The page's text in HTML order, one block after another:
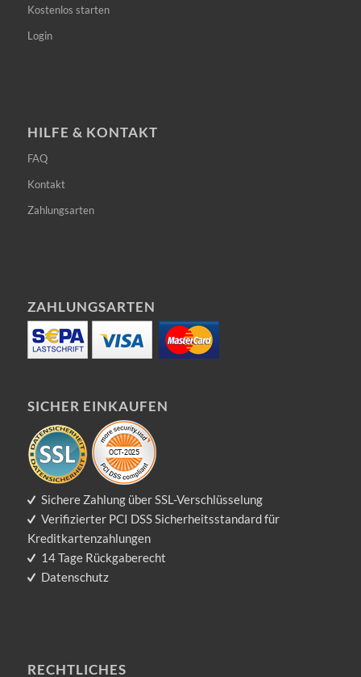
Kostenlos starten
Login
HILFE & KONTAKT
FAQ
Kontakt
Zahlungsarten
ZAHLUNGSARTEN
SICHER EINKAUFEN
Sichere Zahlung über SSL-Verschlüsselung
Verifizierter PCI DSS Sicherheitsstandard für
Kreditkartenzahlungen
14 Tage Rückgaberecht
Datenschutz
RECHTLICHES